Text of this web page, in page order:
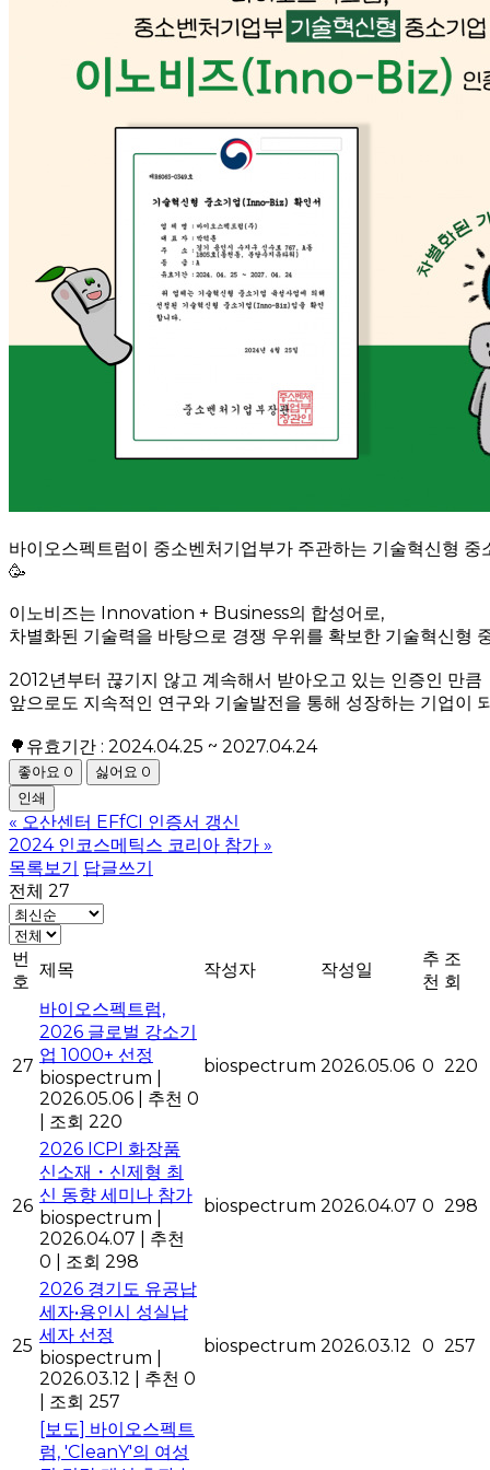
바이오스펙트럼이 중소벤처기업부가 주관하는 기술혁신형
🥳
이노비즈는 Innovation + Business의 합성어로,
차별화된 기술력을 바탕으로 경쟁 우위를 확보한 기술혁신형
2012년부터 끊기지 않고 계속해서 받아오고 있는 인증인 만큼
앞으로도 지속적인 연구와 기술발전을 통해 성장하는 기업이
🌳유효기간 : 2024.04.25 ~ 2027.04.24
좋아요 0 싫어요 0
인쇄
« 오산센터 EFfCI 인증서 갱신
2024 인코스메틱스 코리아 참가 »
목록보기 답글쓰기
전체 27
번
호
제목 작성자 작성일
추
천
조
회
27
바이오스펙트럼,
2026 글로벌 강소기
업 1000+ 선정
biospectrum
2026.05.06
추천 0
조회 220
biospectrum 2026.05.06 0 220
26
2026 ICPI 화장품
신소재・신제형 최
신 동향 세미나 참가
biospectrum
2026.04.07
추천
0
조회 298
biospectrum 2026.04.07 0 298
25
2026 경기도 유공납
세자•용인시 성실납
세자 선정
biospectrum
2026.03.12
추천 0
조회 257
biospectrum 2026.03.12 0 257
[보도] 바이오스펙트
럼, 'CleanY'의 여성